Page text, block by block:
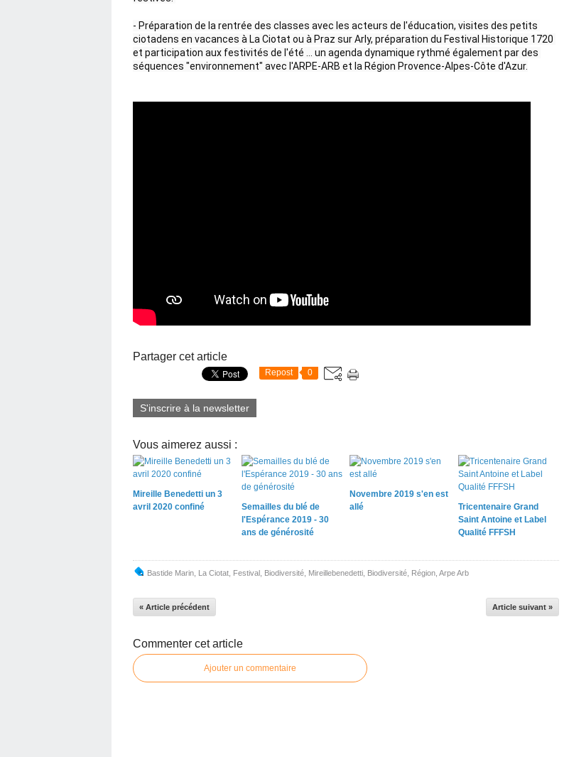
- Préparation de la rentrée des classes avec les acteurs de l'éducation, visites des petits
ciotadens en vacances à La Ciotat ou à Praz sur Arly, préparation du Festival Historique 1720
et participation aux festivités de l'été ... un agenda dynamique rythmé également par des
séquences "environnement" avec l'ARPE-ARB et la Région Provence-Alpes-Côte d'Azur.
Partager cet article
Repost 0
S'inscrire à la newsletter
Vous aimerez aussi :
Mireille Benedetti un 3
avril 2020 confiné
Semailles du blé de
l'Espérance 2019 - 30
ans de générosité
Novembre 2019 s'en est
allé
Tricentenaire Grand
Saint Antoine et Label
Qualité FFFSH
Bastide Marin La Ciotat Festival Biodiversité Mireillebenedetti Biodiversité Région Arpe Arb
« Article précédent Article suivant »
Commenter cet article
Ajouter un commentaire